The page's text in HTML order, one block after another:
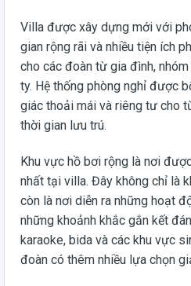
Villa được xây dựng mới với
gian rộng rãi và nhiều tiện ích
cho các đoàn từ gia đình,
ty. Hệ thống phòng nghỉ được
giác thoải mái và riêng tư cho
thời gian lưu trú.
Khu vực hồ bơi rộng là nơi
nhất tại villa. Đây không chỉ là
còn là nơi diễn ra những hoạt
những khoảnh khắc gắn kết
karaoke, bida và các khu vực
đoàn có thêm nhiều lựa chọn